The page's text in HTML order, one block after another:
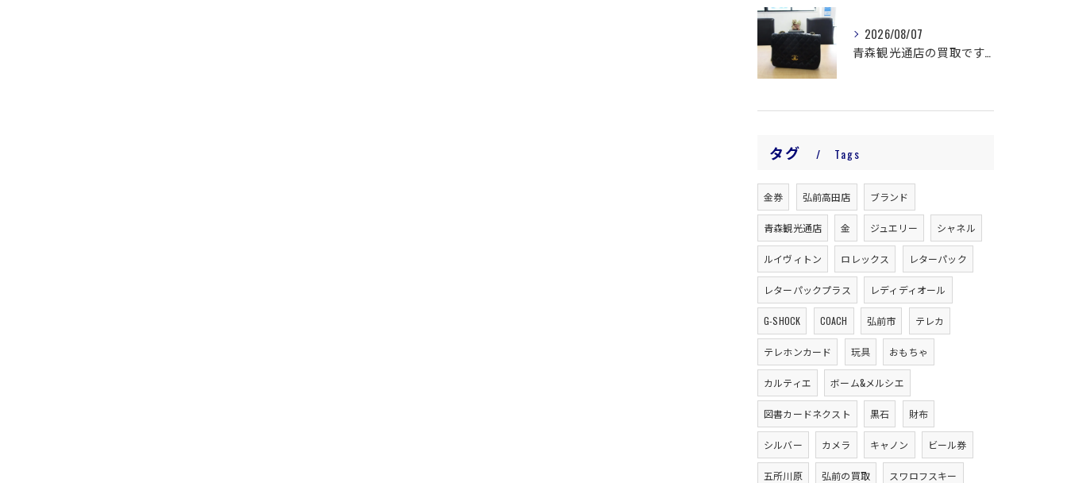
2026/08/07
青森観光通店の買取です。
タグ Tags
金券 弘前高田店 ブランド
青森観光通店 金 ジュエリー シャネル
ルイヴィトン ロレックス レターパック
レターパックプラス レディディオール
G-SHOCK COACH 弘前市 テレカ
テレホンカード 玩具 おもちゃ
カルティエ ボーム&メルシエ
図書カードネクスト 黒石 財布
シルバー カメラ キャノン ビール券
五所川原 弘前の買取 スワロフスキー